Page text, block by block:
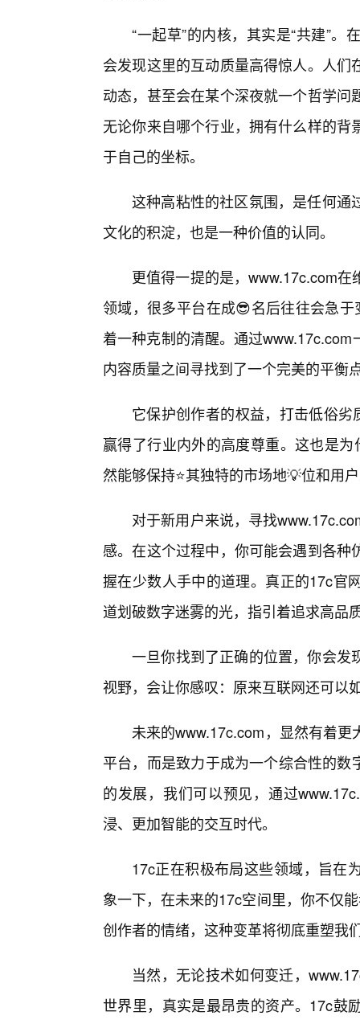
“一起草”的内核，其实是“共建”
会发现这里的互动质量高得惊人。人
动态，甚至会在某个深夜就一个哲学
无论你来自哪个行业，拥有什么样的
于自己的坐标。
这种高粘性的社区氛围，是任何通
文化的积淀，也是一种价值的认同。
更值得一提的是，www.17c.com
领域，很多平台在成😎名后往往会急
着一种克制的清醒。通过
内容质量之间寻找到了一个完美的平衡
它保护创作者的权益，打击低俗劣
赢得了行业内外的高度尊重。这也是
然能够保持⭐其独特的市场地💡位和用
对于新用户来说，寻找
感。在这个过程中，你可能会遇到各
握在少数人手中的道理。真正的17c官
道划破数字迷雾的光，指引着追求高品
一旦你找到了正确的位置，你会发
视野，会让你感叹：原来互联网还可以
未来的www.17c.com，显然有着
平台，而是致力于成为一个综合性的
的发展，我们可以预见，通过
浸、更加智能的交互时代。
17c正在积极布局这些领域，旨在
象一下，在未来的17c空间里，你不仅
创作者的情绪，这种变革将彻底重塑我
当然，无论技术如何变迁，
世界里，真实是最昂贵的资产。17c鼓